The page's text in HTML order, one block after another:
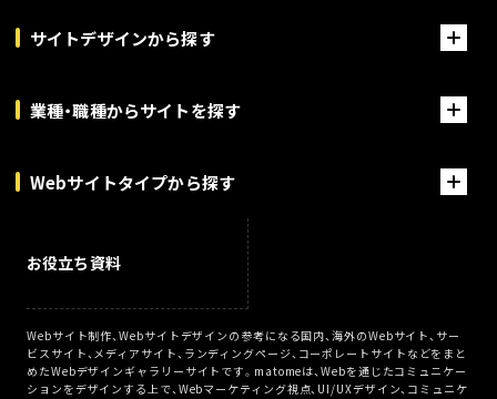
サイトデザインから探す
業種・職種からサイトを探す
Webサイトタイプから探す
お役立ち資料
Webサイト制作、Webサイトデザインの参考になる国内、海外のWebサイト、サー
ビスサイト、メディアサイト、ランディングページ、コーポレートサイトなどをまと
めたWebデザインギャラリーサイトです。matomeは、Webを通じたコミュニケー
ションをデザインする上で、Webマーケティング視点、UI/UXデザイン、コミュニケ